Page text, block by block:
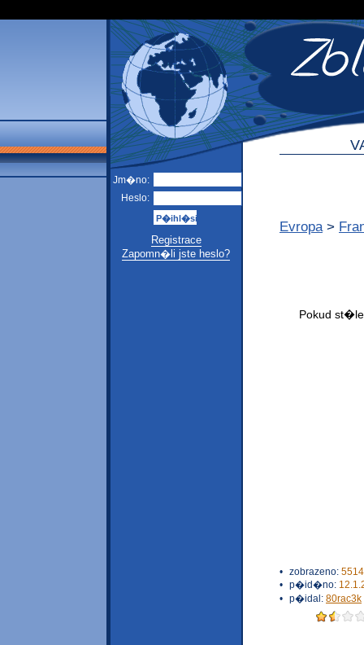
Jm�no:
Heslo:
Registrace
Zapomn�li jste heslo?
Evropa >
• zobrazeno:
• p�id�no:
• p�idal: 80rac3k